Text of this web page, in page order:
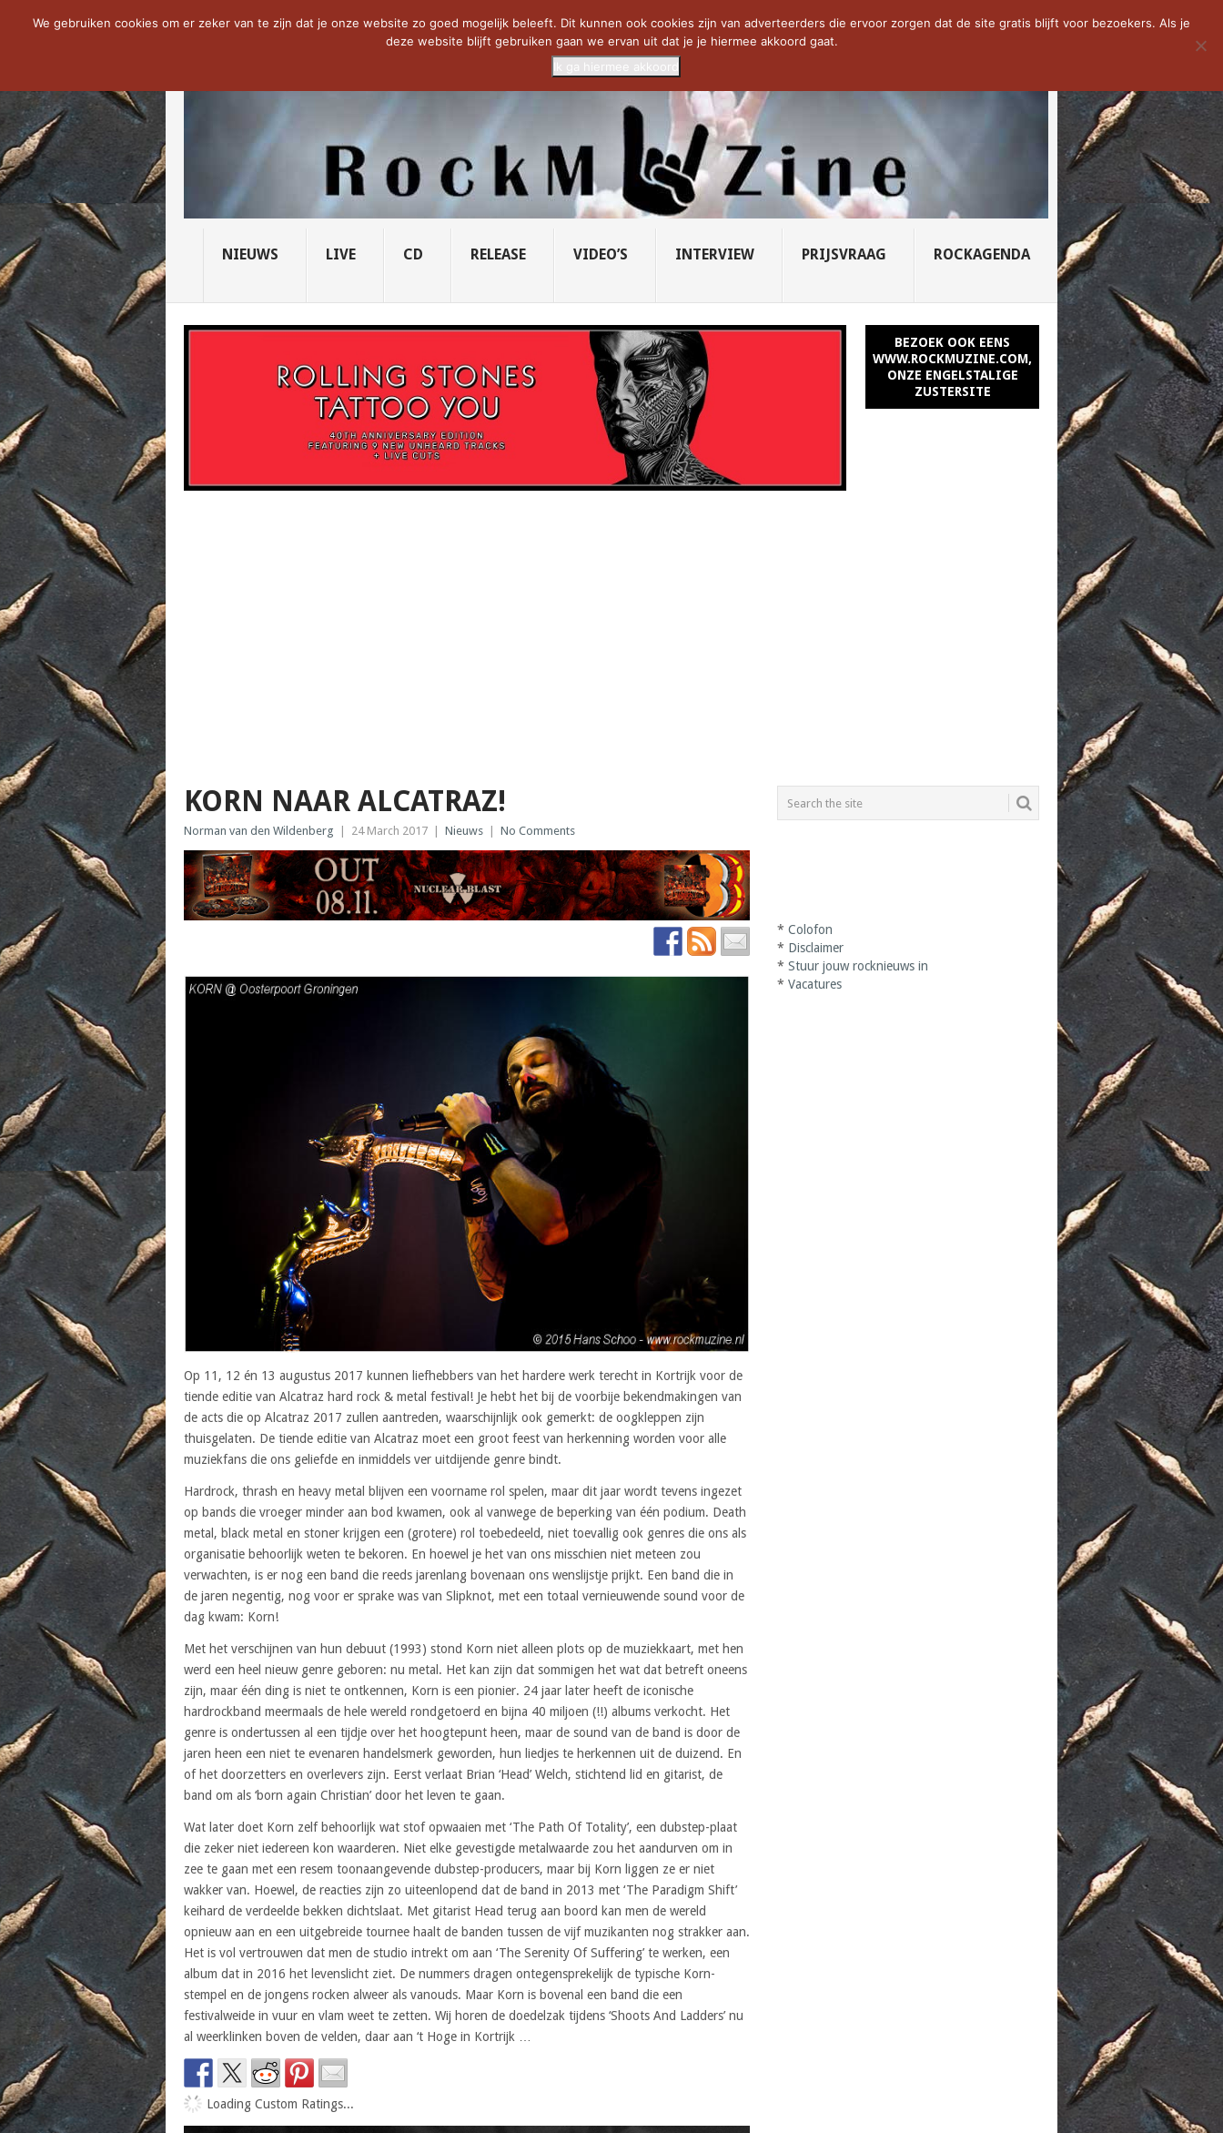
NOW TRENDING: THE VICIOUS HEAD SOCIETY... PRIDE OF LIONS – U... SAVATAGE KOMT TERUG IN 0... CD VAN DE WEEK: SLEEPING...
NIEUWS LIVE CD RELEASE VIDEO’S INTERVIEW PRIJSVRAAG ROCKAGENDA
BEZOEK OOK EENS
WWW.ROCKMUZINE.COM,
ONZE ENGELSTALIGE
ZUSTERSITE
KORN NAAR ALCATRAZ!
Norman van den Wildenberg 24 March 2017 Nieuws No Comments
Op 11, 12 én 13 augustus 2017 kunnen liefhebbers van het hardere werk terecht in Kortrijk voor de
tiende editie van Alcatraz hard rock & metal festival! Je hebt het bij de voorbije bekendmakingen van
de acts die op Alcatraz 2017 zullen aantreden, waarschijnlijk ook gemerkt: de oogkleppen zijn
thuisgelaten. De tiende editie van Alcatraz moet een groot feest van herkenning worden voor alle
muziekfans die ons geliefde en inmiddels ver uitdijende genre bindt.
Hardrock, thrash en heavy metal blijven een voorname rol spelen, maar dit jaar wordt tevens ingezet
op bands die vroeger minder aan bod kwamen, ook al vanwege de beperking van één podium. Death
metal, black metal en stoner krijgen een (grotere) rol toebedeeld, niet toevallig ook genres die ons als
organisatie behoorlijk weten te bekoren. En hoewel je het van ons misschien niet meteen zou
verwachten, is er nog een band die reeds jarenlang bovenaan ons wenslijstje prijkt. Een band die in
de jaren negentig, nog voor er sprake was van Slipknot, met een totaal vernieuwende sound voor de
dag kwam: Korn!
Met het verschijnen van hun debuut (1993) stond Korn niet alleen plots op de muziekkaart, met hen
werd een heel nieuw genre geboren: nu metal. Het kan zijn dat sommigen het wat dat betreft oneens
zijn, maar één ding is niet te ontkennen, Korn is een pionier. 24 jaar later heeft de iconische
hardrockband meermaals de hele wereld rondgetoerd en bijna 40 miljoen (!!) albums verkocht. Het
genre is ondertussen al een tijdje over het hoogtepunt heen, maar de sound van de band is door de
jaren heen een niet te evenaren handelsmerk geworden, hun liedjes te herkennen uit de duizend. En
of het doorzetters en overlevers zijn. Eerst verlaat Brian ‘Head’ Welch, stichtend lid en gitarist, de
band om als ‘born again Christian’ door het leven te gaan.
Wat later doet Korn zelf behoorlijk wat stof opwaaien met ‘The Path Of Totality’, een dubstep-plaat
die zeker niet iedereen kon waarderen. Niet elke gevestigde metalwaarde zou het aandurven om in
zee te gaan met een resem toonaangevende dubstep-producers, maar bij Korn liggen ze er niet
wakker van. Hoewel, de reacties zijn zo uiteenlopend dat de band in 2013 met ‘The Paradigm Shift’
keihard de verdeelde bekken dichtslaat. Met gitarist Head terug aan boord kan men de wereld
opnieuw aan en een uitgebreide tournee haalt de banden tussen de vijf muzikanten nog strakker aan.
Het is vol vertrouwen dat men de studio intrekt om aan ‘The Serenity Of Suffering’ te werken, een
album dat in 2016 het levenslicht ziet. De nummers dragen ontegensprekelijk de typische Korn-
stempel en de jongens rocken alweer als vanouds. Maar Korn is bovenal een band die een
festivalweide in vuur en vlam weet te zetten. Wij horen de doedelzak tijdens ‘Shoots And Ladders’ nu
al weerklinken boven de velden, daar aan ‘t Hoge in Kortrijk …
Loading Custom Ratings...
*Colofon
* Disclaimer
*Stuur jouw rocknieuws in
*Vacatures
We gebruiken cookies om er zeker van te zijn dat je onze website zo goed mogelijk beleeft. Dit kunnen ook cookies zijn van adverteerders die ervoor zorgen dat de site gratis blijft voor bezoekers. Als je
deze website blijft gebruiken gaan we ervan uit dat je je hiermee akkoord gaat.
Ik ga hiermee akkoord